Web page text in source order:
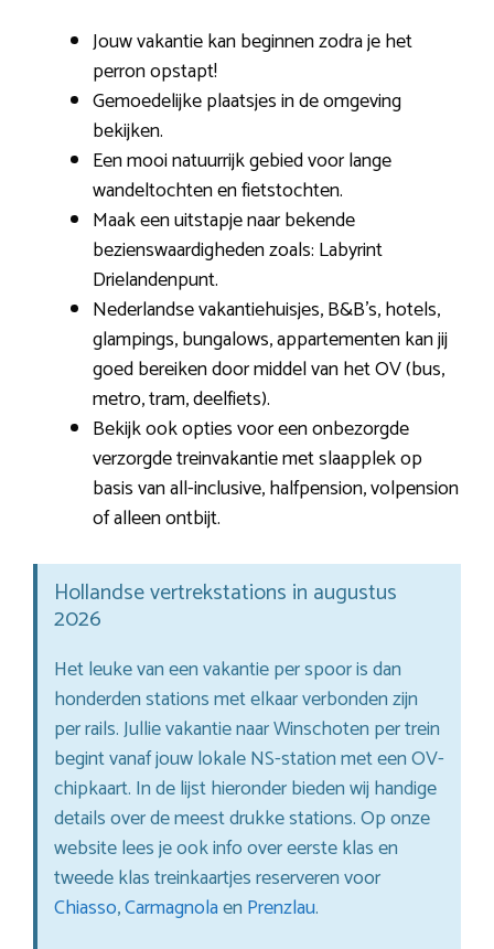
Jouw vakantie kan beginnen zodra je het
perron opstapt!
Gemoedelijke plaatsjes in de omgeving
bekijken.
Een mooi natuurrijk gebied voor lange
wandeltochten en fietstochten.
Maak een uitstapje naar bekende
bezienswaardigheden zoals: Labyrint
Drielandenpunt.
Nederlandse vakantiehuisjes, B&B’s, hotels,
glampings, bungalows, appartementen kan jij
goed bereiken door middel van het OV (bus,
metro, tram, deelfiets).
Bekijk ook opties voor een onbezorgde
verzorgde treinvakantie met slaapplek op
basis van all-inclusive, halfpension, volpension
of alleen ontbijt.
Hollandse vertrekstations in augustus
2026
Het leuke van een vakantie per spoor is dan
honderden stations met elkaar verbonden zijn
per rails. Jullie vakantie naar Winschoten per trein
begint vanaf jouw lokale NS-station met een OV-
chipkaart. In de lijst hieronder bieden wij handige
details over de meest drukke stations. Op onze
website lees je ook info over eerste klas en
tweede klas treinkaartjes reserveren voor
Chiasso,Carmagnolaen Prenzlau.